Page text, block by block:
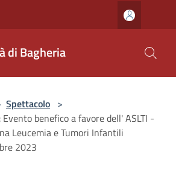
di Bagheria
Spettacolo >
Evento benefico a favore dell' ASLTI -
Leucemia e Tumori Infantili
2023